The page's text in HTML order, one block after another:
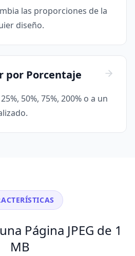
las proporciones de la
diseño.
por Porcentaje
50%, 75%, 200% o a un
Página JPEG de 1
MB